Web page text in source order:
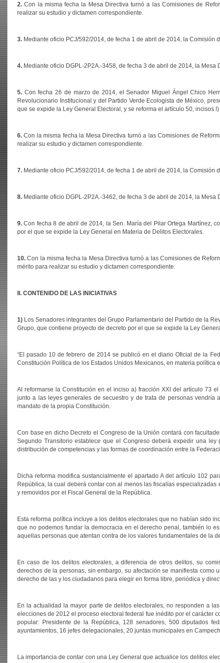
2.Con la misma fecha la Mesa Directiva turnó a las Comisiones de
realizar su estudio y dictamen correspondiente.
3. Mediante oficio PCJ/592/2014, de fecha 1 de abril de 2014, la
4. Mediante oficio DGPL-2P2A.-3458, de fecha 3 de abril de 2014, la
5. Con fecha 26 de marzo de 2014, el Senador Miguel Ángel Chico
Revolucionario Institucional y del Partido Verde Ecologista de México,
que se expide la Ley General Electoral, y se reforma el artículo 50,
6.Con la misma fecha la Mesa Directiva turnó a las Comisiones de
realizar su estudio y dictamen correspondiente.
7. Mediante oficio PCJ/592/2014, de fecha 1 de abril de 2014, la
8. Mediante oficio DGPL-2P2A.-3462, de fecha 3 de abril de 2014, la
9.Con fecha 8 de abril de 2014, la Sen. María del Pilar Ortega Martínez,
por el que se expide la Ley General en Materia de Delitos Electorales.
10.Con la misma fecha la Mesa Directiva turnó a las Comisiones de
mérito para realizar su estudio y dictamen correspondiente.
II. CONTENIDO DE LAS INICIATIVAS
1) Los Senadores integrantes del Grupo Parlamentario del Partido de la
Grupo, que contiene proyecto de decreto por el que se expide la Ley
“El pasado 10 de febrero de 2014 se publicó en el diario Oficial de la
Constitución Política de los Estados Unidos Mexicanos, en materia política
Al reformarse la Constitución en el inciso a) fracción XXI del artículo 73
junto a las leyes generales de secuestro y de trata de personas
mandato de la propia Constitución.
Con base en dicho Decreto el Congreso de la Unión contará con
Segundo Transitorio establece que el Congreso deberá expedir una
distribución de competencias y las formas de coordinación entre la
Dicha reforma modifica sustancialmente el apartado A del artículo 102
República, la cual deberá contar con al menos las fiscalías
y removidos por el Fiscal General de la República.
Esta reforma política incluye a los delitos electorales que no habían sido
que no podemos fundar la democracia en el derecho penal, también lo
aquellas personas que atentan contra de los valores fundamentales de la
En caso de los delitos electorales, a diferencia de otros delitos, su
derechos de la personas, sin embargo, su afectación se manifiesta
derecho de las y los ciudadanos para elegir en forma libre, periódica y
En la actualidad la mayor parte de delitos electorales, no responden a
elecciones de 2012 el proceso electoral federal fue inédito por el carácter
popular: Presidente de la República, 128 senadores, 500 diputados
ayuntamientos, 16 jefes delegacionales, 20 juntas municipales en
La importancia de contar con una Ley General que actualice los delitos